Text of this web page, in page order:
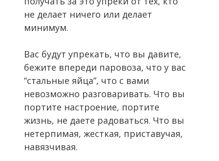
не делает ничего или делает
минимум.
Вас будут упрекать, что вы давите,
бежите впереди паровоза, что у вас
“стальные яйца”, что с вами
невозможно разговаривать. Что вы
портите настроение, портите
жизнь, не даете радоваться. Что вы
нетерпимая, жесткая, приставучая,
навязчивая.